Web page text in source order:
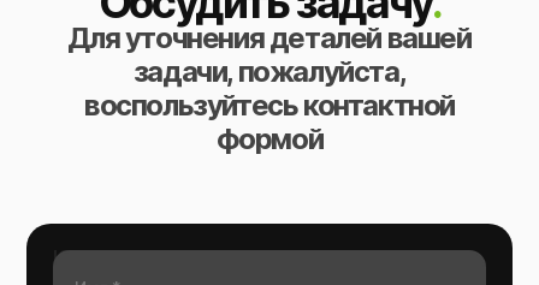
Для уточнения деталей вашей
задачи, пожалуйста,
воспользуйтесь контактной
формой